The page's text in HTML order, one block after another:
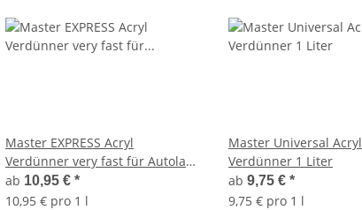
Master EXPRESS Acryl
Verdünner very fast für Autolack
Klarlack Farbe
ab 10,95 € *
10,95 € pro 1 l
Master Universal Acryl
Verdünner 1 Liter
ab 9,75 € *
9,75 € pro 1 l